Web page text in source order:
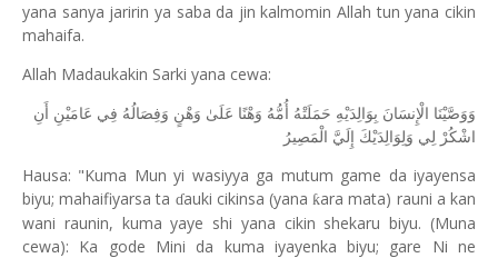
yana sanya jaririn ya saba da jin kalmomin Allah tun yana cikin
mahaifa.
Allah Madaukakin Sarki yana cewa:
وَوَصَّيْنَا الْإِنسَانَ بِوَالِدَيْهِ حَمَلَتْهُ أُمُّهُ وَهْنًا عَلَىٰ وَهْنٍ وَفِصَالُهُ فِي عَامَيْنِ أَنِ
اشْكُرْ لِي وَلِوَالِدَيْكَ إِلَيَّ الْمَصِيرُ
Hausa: "Kuma Mun yi wasiyya ga mutum game da iyayensa
biyu; mahaifiyarsa ta ɗauki cikinsa (yanaƙara mata) rauni a kan
wani raunin, kuma yaye shi yana cikin shekaru biyu. (Muna
cewa): Ka gode Mini da kuma iyayenka biyu; gare Ni ne